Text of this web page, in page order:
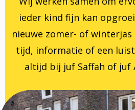
ieder kind fijn kan
nieuwe zomer- of
tijd, informatie of een
altijd bij juf Saffah of juf